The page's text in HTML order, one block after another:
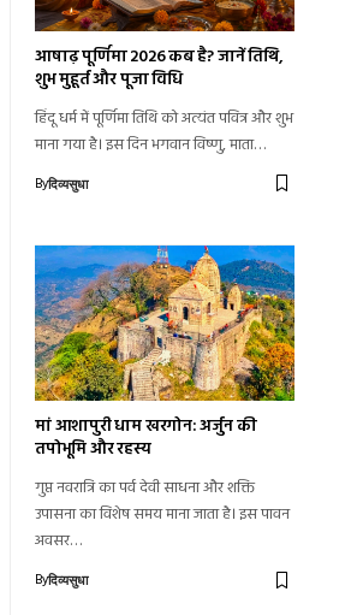
आषाढ़ पूर्णिमा 2026 कब है? जानें तिथि,
शुभ मुहूर्त और पूजा विधि
हिंदू धर्म में पूर्णिमा तिथि को अत्यंत पवित्र और शुभ
माना गया है। इस दिन भगवान विष्णु, माता…
Byदिव्यसुधा
मां आशापुरी धाम खरगोन: अर्जुन की
तपोभूमि और रहस्य
गुप्त नवरात्रि का पर्व देवी साधना और शक्ति
उपासना का विशेष समय माना जाता है। इस पावन
अवसर…
Byदिव्यसुधा